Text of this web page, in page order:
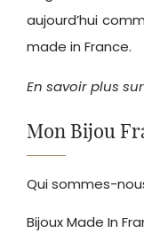
aujourd’hui
made in France.
En savoir plus sur
Mon Bijou
Qui sommes-
Bijoux Made In